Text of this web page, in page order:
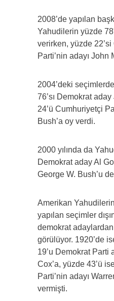
2008’de yapılan
Yahudilerin yüzde
verirken, yüzde
Parti’nin adayı John
2004’deki
76’sı Demokrat
24’ü Cumhuriyetçi
Bush’a oy verdi.
2000 yılında da
Demokrat aday Al
George W. Bush’u
Amerikan
yapılan seçimler
demokrat adaylardan
görülüyor. 1920’de
19’u Demokrat Parti
Cox’a, yüzde 43’ü
Parti’nin adayı
vermişti.